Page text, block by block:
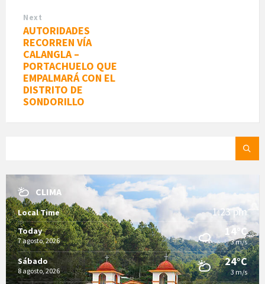
Next
AUTORIDADES
RECORREN VÍA
CALANGLA –
PORTACHUELO QUE
EMPALMARÁ CON EL
DISTRITO DE
SONDORILLO
CLIMA
Local Time 1:23 pm
Today
7 agosto, 2026
14°C
3 m/s
Sábado
8 agosto, 2026
24°C
3 m/s